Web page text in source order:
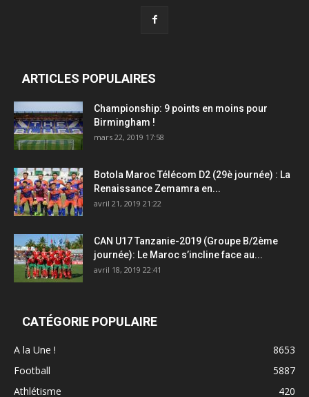
ARTICLES POPULAIRES
Championship: 9 points en moins pour
Birmingham !
mars 22, 2019 17:58
Botola Maroc Télécom D2 (29è journée) : La
Renaissance Zemamra en...
avril 21, 2019 21:22
CAN U17 Tanzanie-2019 (Groupe B/2ème
journée): Le Maroc s’incline face au...
avril 18, 2019 22:41
CATÉGORIE POPULAIRE
A la Une !
8653
Football
5887
Athlétisme
420